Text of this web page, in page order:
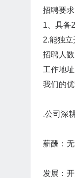
招聘要求
1、具备
2.能独
招聘人
工作地
我们的优
.公司深
薪酬：
发展：